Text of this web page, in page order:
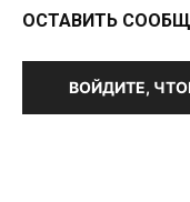
ОСТАВИТЬ
ВОЙДИТЕ,